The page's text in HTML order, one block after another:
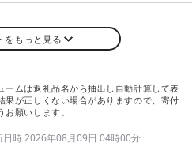
をもっと見る
ームは返礼品名から抽出し自動計算して表
果が正しくない場合がありますので、寄付
願いします。
時 2026年08月09日 04時00分